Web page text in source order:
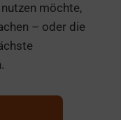
möchte,
– oder die